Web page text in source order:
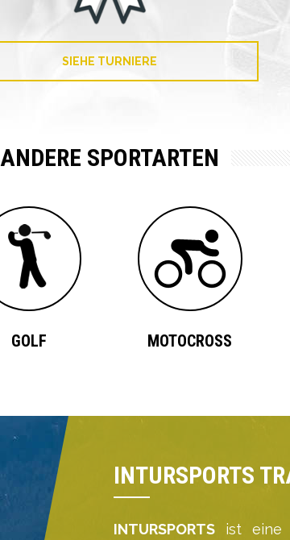
SIEHE TURNIERE
ANDERE SPORTARTEN
GOLF MOTOCROSS
INTURSPORTS
INTURSPORTS ist eine